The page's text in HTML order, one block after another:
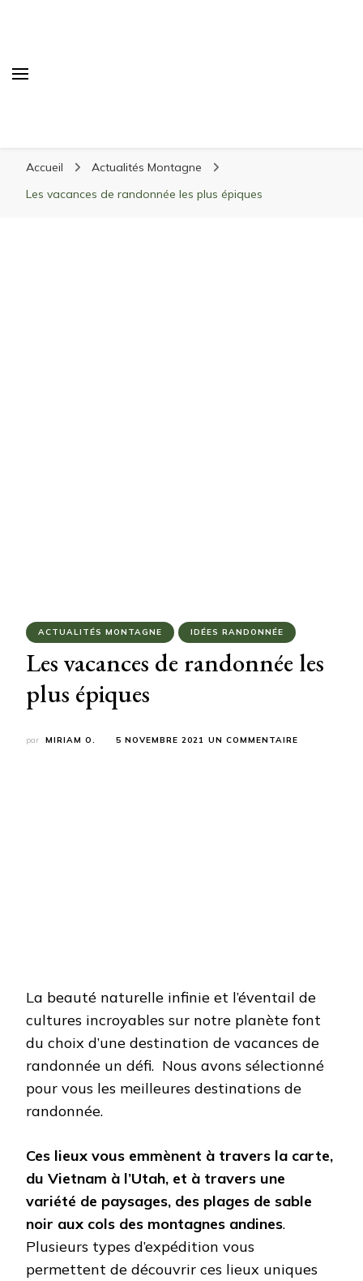
matériel, stations de ski
Accueil
Actualités Montagne
Les vacances de randonnée les plus épiques
ACTUALITÉS MONTAGNE IDÉES RANDONNÉE
Les vacances de randonnée les
plus épiques
par MIRIAM O. 5 NOVEMBRE 2021 UN COMMENTAIRE
La beauté naturelle infinie et l’éventail de
cultures incroyables sur notre planète font
du choix d’une destination de vacances de
randonnée un défi. Nous avons sélectionné
pour vous les meilleures destinations de
randonnée.
Ces lieux vous emmènent à travers la carte,
du Vietnam à l’Utah, et à travers une
variété de paysages, des plages de sable
noir aux cols des montagnes andines.
Plusieurs types d’expédition vous
permettent de découvrir ces lieux uniques